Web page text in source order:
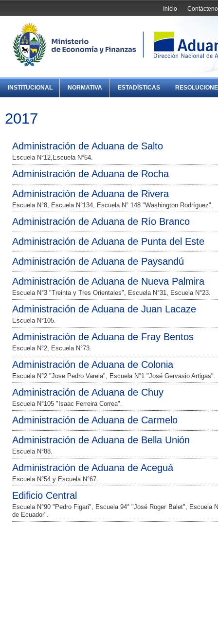
Inicio
INSTITUCIONAL NORMATIVA ESTADÍSTICAS
2017
Administración de Aduana de Salto
Escuela N°12,Escuela N°64.
Administración de Aduana de Rocha
Administración de Aduana de Rivera
Escuela N°8, Escuela N°134, Escuela N° 148 "Washington Rodríguez".
Administración de Aduana de Río Branco
Administración de Aduana de Punta del Este
Administración de Aduana de Paysandú
Administración de Aduana de Nueva Palmira
Escuela N°3 "Treinta y Tres Orientales", Escuela N°31, Escuela N°23.
Administración de Aduana de Juan Lacaze
Escuela N°105.
Administración de Aduana de Fray Bentos
Escuela N°2, Escuela N°73.
Administración de Aduana de Colonia
Escuela N°2 "Jose Pedro Varela", Escuela N°1 "José Gervasio Artigas".
Administración de Aduana de Chuy
Escuela N°105 "Isaac Ferreira Correa".
Administración de Aduana de Carmelo
Administración de Aduana de Bella Unión
Escuela N°88.
Administración de Aduana de Aceguá
Escuela N°54 y Escuela N°67.
Edificio Central
Escuela N°90 "Pedro Figari", Escuela 94° "José Roger Balet", Escuela
de Ecuador".